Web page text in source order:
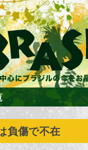
負傷で不在